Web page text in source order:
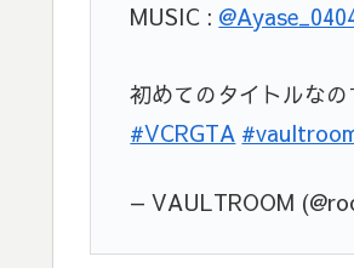
MUSIC :
初めてのタイトルな
#VCRGTA
— VAULTROOM